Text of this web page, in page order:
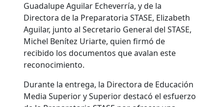
Guadalupe Aguilar Echeverría, y de la
Directora de la Preparatoria STASE, Elizabeth
Aguilar, junto al Secretario General del STASE,
Michel Benítez Uriarte, quien firmó de
recibido los documentos que avalan este
reconocimiento.
Durante la entrega, la Directora de Educación
Media Superior y Superior destacó el esfuerzo